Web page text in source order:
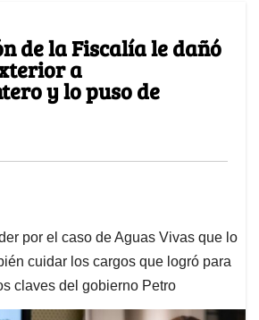
de la Fiscalía le dañó
a
y lo puso de
por el caso de Aguas Vivas que lo
cuidar los cargos que logró para
claves del gobierno Petro